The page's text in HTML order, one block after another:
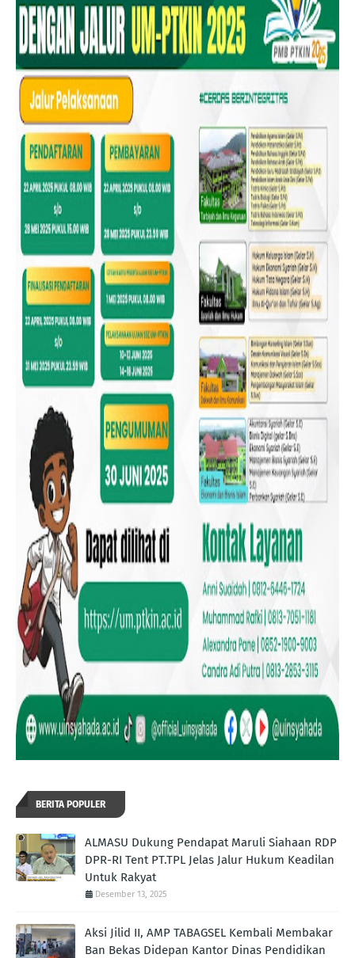
BERITA POPULER
ALMASU Dukung Pendapat Maruli Siahaan RDP
DPR-RI Tent PT.TPL Jelas Jalur Hukum Keadilan
Untuk Rakyat
Desember 13, 2025
Aksi Jilid II, AMP TABAGSEL Kembali Membakar
Ban Bekas Didepan Kantor Dinas Pendidikan